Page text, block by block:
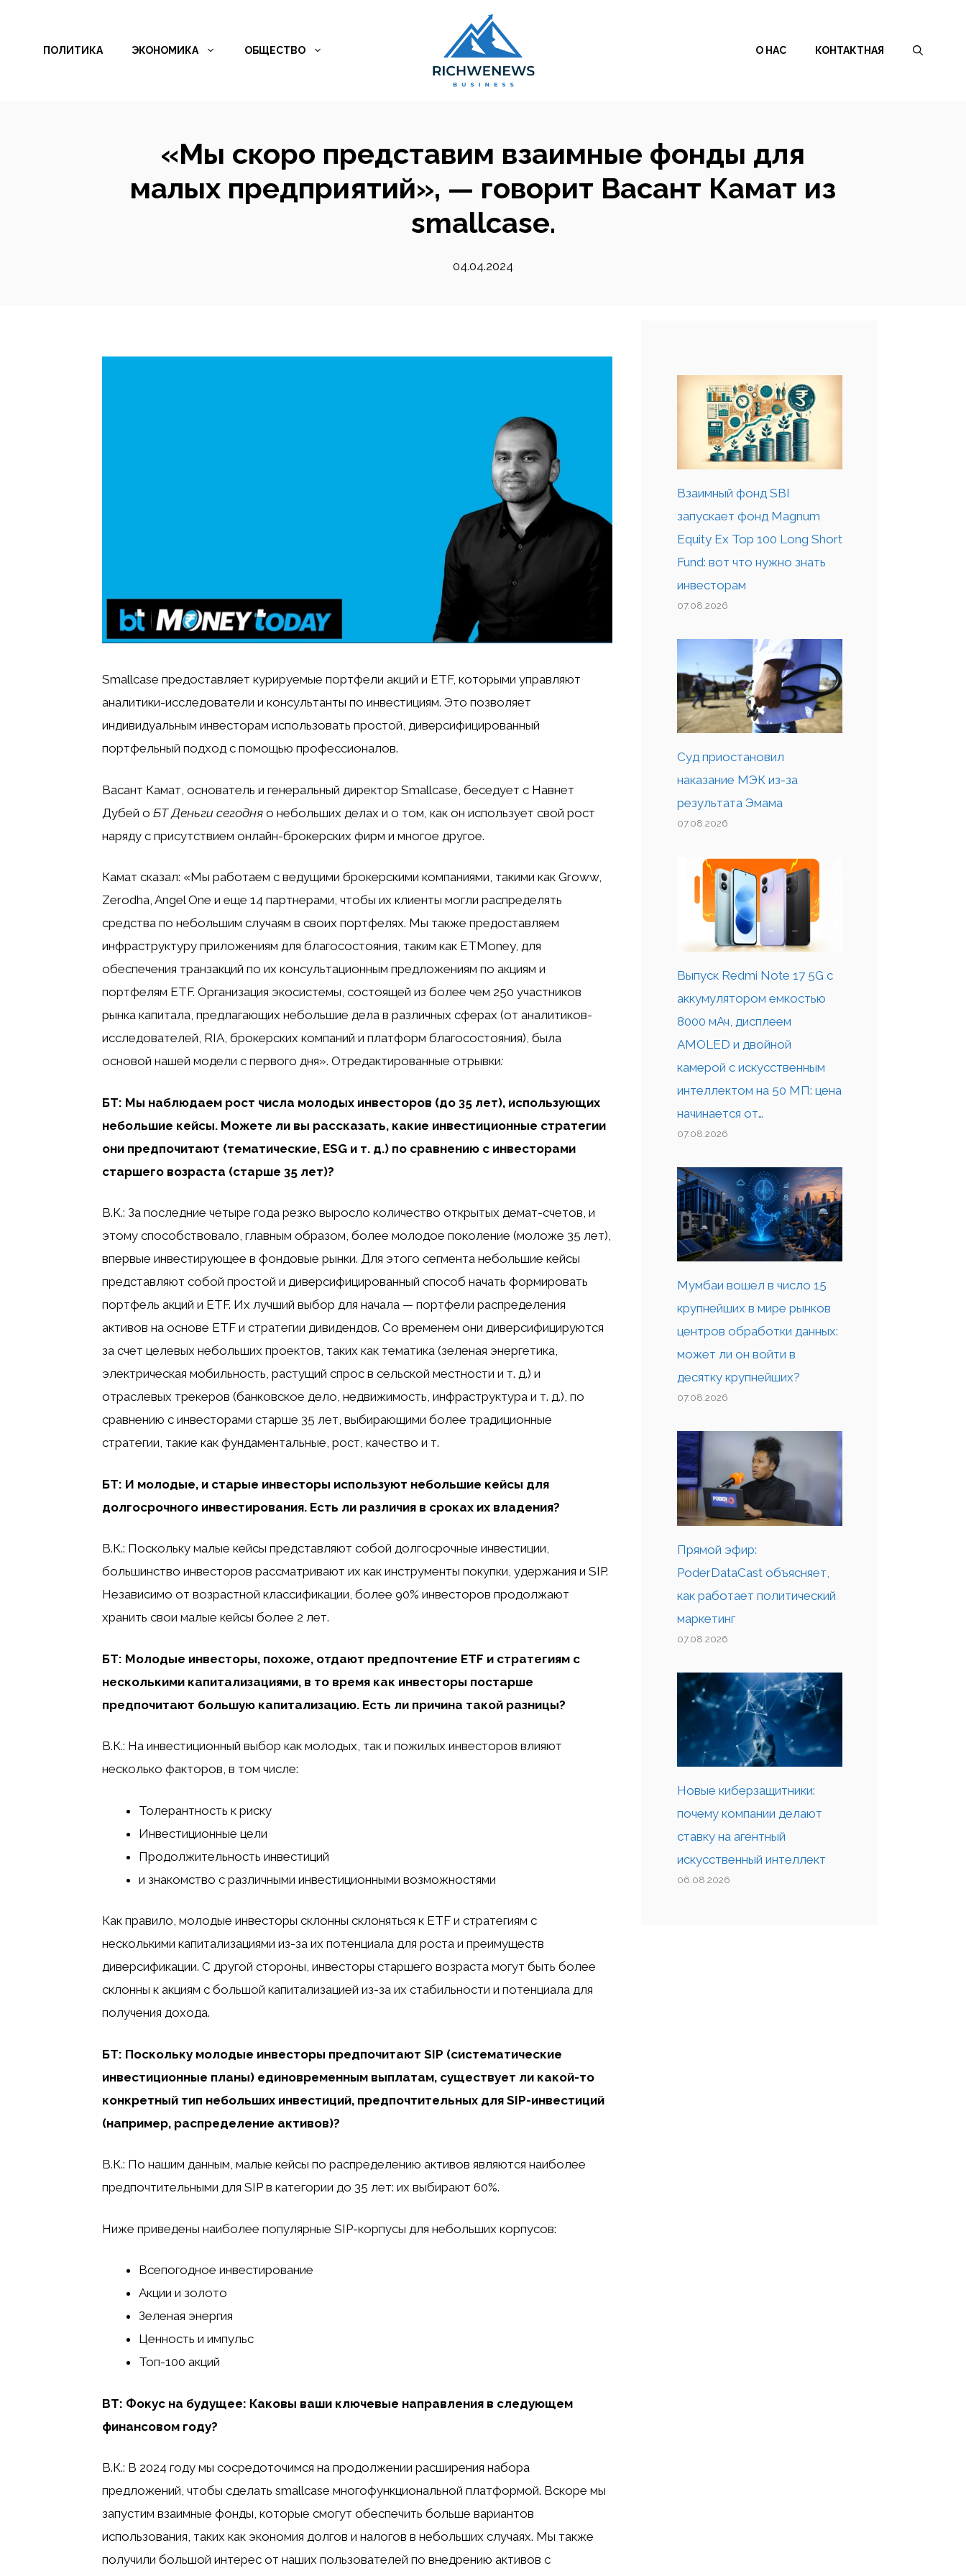
содержимому
ПОЛИТИКА ЭКОНОМИКА ОБЩЕСТВО О НАС КОНТАКТНАЯ
«Мы скоро представим взаимные фонды для
малых предприятий», — говорит Васант Камат из
smallcase.
04.04.2024
Smallcase предоставляет курируемые портфели акций и ETF, которыми управляют
аналитики-исследователи и консультанты по инвестициям. Это позволяет
индивидуальным инвесторам использовать простой, диверсифицированный
портфельный подход с помощью профессионалов.
Васант Камат, основатель и генеральный директор Smallcase, беседует с Навнет
Дубей о БТ Деньги сегодня о небольших делах и о том, как он использует свой рост
наряду с присутствием онлайн-брокерских фирм и многое другое.
Камат сказал: «Мы работаем с ведущими брокерскими компаниями, такими как Groww,
Zerodha, Angel One и еще 14 партнерами, чтобы их клиенты могли распределять
средства по небольшим случаям в своих портфелях. Мы также предоставляем
инфраструктуру приложениям для благосостояния, таким как ETMoney, для
обеспечения транзакций по их консультационным предложениям по акциям и
портфелям ETF. Организация экосистемы, состоящей из более чем 250 участников
рынка капитала, предлагающих небольшие дела в различных сферах (от аналитиков-
исследователей, RIA, брокерских компаний и платформ благосостояния), была
основой нашей модели с первого дня». Отредактированные отрывки:
БТ: Мы наблюдаем рост числа молодых инвесторов (до 35 лет), использующих
небольшие кейсы. Можете ли вы рассказать, какие инвестиционные стратегии
они предпочитают (тематические, ESG и т. д.) по сравнению с инвесторами
старшего возраста (старше 35 лет)?
В.К.: За последние четыре года резко выросло количество открытых демат-счетов, и
этому способствовало, главным образом, более молодое поколение (моложе 35 лет),
впервые инвестирующее в фондовые рынки. Для этого сегмента небольшие кейсы
представляют собой простой и диверсифицированный способ начать формировать
портфель акций и ETF. Их лучший выбор для начала — портфели распределения
активов на основе ETF и стратегии дивидендов. Со временем они диверсифицируются
за счет целевых небольших проектов, таких как тематика (зеленая энергетика,
электрическая мобильность, растущий спрос в сельской местности и т. д.) и
отраслевых трекеров (банковское дело, недвижимость, инфраструктура и т. д.), по
сравнению с инвесторами старше 35 лет, выбирающими более традиционные
стратегии, такие как фундаментальные, рост, качество и т.
БТ: И молодые, и старые инвесторы используют небольшие кейсы для
долгосрочного инвестирования. Есть ли различия в сроках их владения?
В.К.: Поскольку малые кейсы представляют собой долгосрочные инвестиции,
большинство инвесторов рассматривают их как инструменты покупки, удержания и SIP.
Независимо от возрастной классификации, более 90% инвесторов продолжают
хранить свои малые кейсы более 2 лет.
БТ: Молодые инвесторы, похоже, отдают предпочтение ETF и стратегиям с
несколькими капитализациями, в то время как инвесторы постарше
предпочитают большую капитализацию. Есть ли причина такой разницы?
В.К.: На инвестиционный выбор как молодых, так и пожилых инвесторов влияют
несколько факторов, в том числе:
Толерантность к риску
Инвестиционные цели
Продолжительность инвестиций
и знакомство с различными инвестиционными возможностями
Как правило, молодые инвесторы склонны склоняться к ETF и стратегиям с
несколькими капитализациями из-за их потенциала для роста и преимуществ
диверсификации. С другой стороны, инвесторы старшего возраста могут быть более
склонны к акциям с большой капитализацией из-за их стабильности и потенциала для
получения дохода.
БТ: Поскольку молодые инвесторы предпочитают SIP (систематические
инвестиционные планы) единовременным выплатам, существует ли какой-то
конкретный тип небольших инвестиций, предпочтительных для SIP-инвестиций
(например, распределение активов)?
В.К.: По нашим данным, малые кейсы по распределению активов являются наиболее
предпочтительными для SIP в категории до 35 лет: их выбирают 60%.
Ниже приведены наиболее популярные SIP-корпусы для небольших корпусов:
Всепогодное инвестирование
Акции и золото
Зеленая энергия
Ценность и импульс
Топ-100 акций
BT: Фокус на будущее: Каковы ваши ключевые направления в следующем
финансовом году?
В.К.: В 2024 году мы сосредоточимся на продолжении расширения набора
предложений, чтобы сделать smallcase многофункциональной платформой. Вскоре мы
запустим взаимные фонды, которые смогут обеспечить больше вариантов
использования, таких как экономия долгов и налогов в небольших случаях. Мы также
получили большой интерес от наших пользователей по внедрению активов с
Взаимный фонд SBI
запускает фонд Magnum
Equity Ex Top 100 Long Short
Fund: вот что нужно знать
инвесторам
07.08.2026
Суд приостановил
наказание МЭК из-за
результата Эмама
07.08.2026
Выпуск Redmi Note 17 5G с
аккумулятором емкостью
8000 мАч, дисплеем
AMOLED и двойной
камерой с искусственным
интеллектом на 50 МП: цена
начинается от…
07.08.2026
Мумбаи вошел в число 15
крупнейших в мире рынков
центров обработки данных:
может ли он войти в
десятку крупнейших?
07.08.2026
Прямой эфир:
PoderDataCast объясняет,
как работает политический
маркетинг
07.08.2026
Новые киберзащитники:
почему компании делают
ставку на агентный
искусственный интеллект
06.08.2026